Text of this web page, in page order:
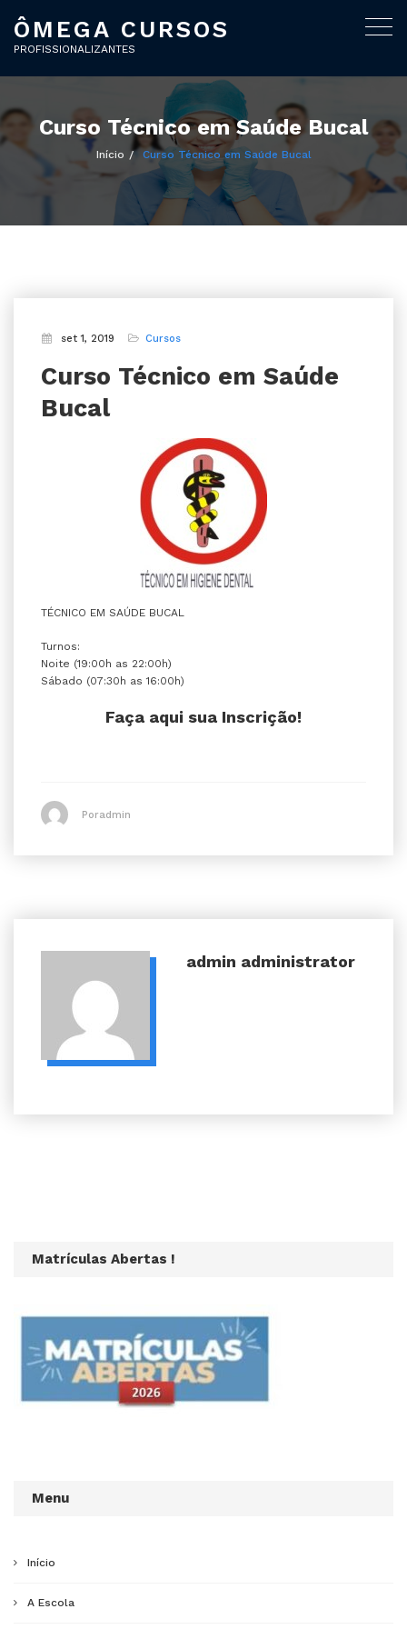
ÔMEGA CURSOS
PROFISSIONALIZANTES
Curso Técnico em Saúde Bucal
Início Curso Técnico em Saúde Bucal
set 1, 2019 Cursos
Curso Técnico em Saúde
Bucal
TÉCNICO EM SAÚDE BUCAL
Turnos:
Noite (19:00h as 22:00h)
Sábado (07:30h as 16:00h)
Faça aqui sua Inscrição!
Poradmin
admin administrator
Matrículas Abertas !
Menu
Início
A Escola